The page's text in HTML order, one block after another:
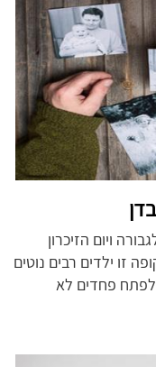
ויום הזיכרון
זו ילדים רבים נוטים
פחדים לא